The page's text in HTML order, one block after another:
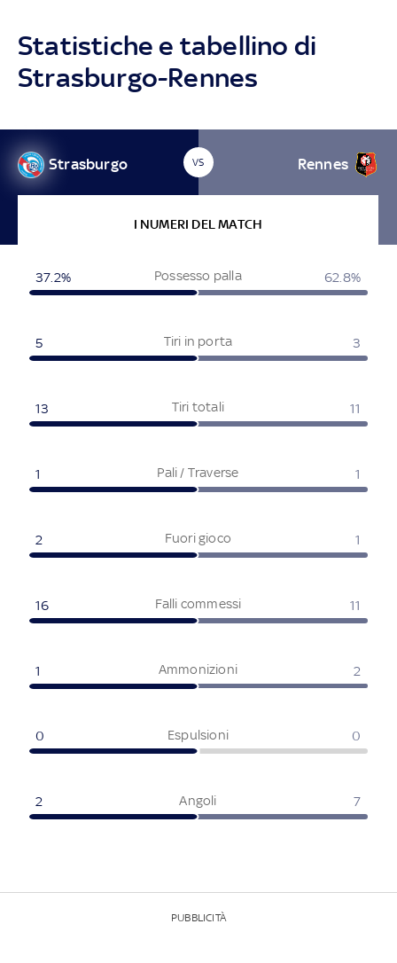
Statistiche e tabellino di
Strasburgo-Rennes
Strasburgo VS Rennes
I NUMERI DEL MATCH
Possesso palla
37.2% 62.8%
Tiri in porta
5 3
Tiri totali
13 11
Pali / Traverse
1 1
Fuori gioco
2 1
Falli commessi
16 11
Ammonizioni
1 2
Espulsioni
0 0
Angoli
2 7
PUBBLICITÀ